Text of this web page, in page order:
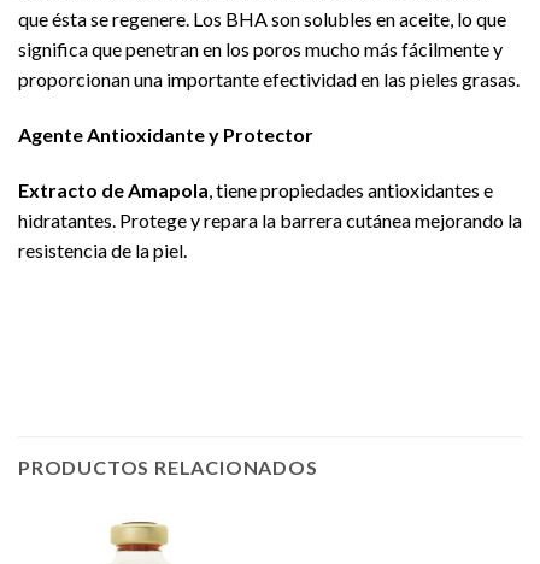
que ésta se regenere. Los BHA son solubles en aceite, lo que
significa que penetran en los poros mucho más fácilmente y
proporcionan una importante efectividad en las pieles grasas.
Agente Antioxidante y Protector
Extracto de Amapola , tiene propiedades antioxidantes e
hidratantes. Protege y repara la barrera cutánea mejorando la
resistencia de la piel.
PRODUCTOS RELACIONADOS